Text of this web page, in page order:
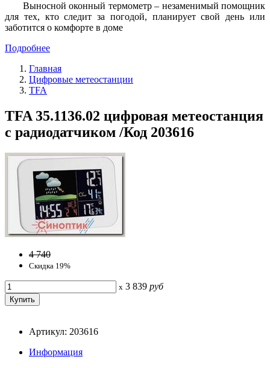
Выносной оконный термометр – незаменимый помощник
для тех, кто следит за погодой, планирует свой день или
заботится о комфорте в доме
Подробнее
Главная
Цифровые метеостанции
TFA
TFA 35.1136.02 цифровая метеостанция
с радиодатчиком /Код 203616
4 740
Скидка 19%
x 3 839 руб
Артикул: 203616
Информация